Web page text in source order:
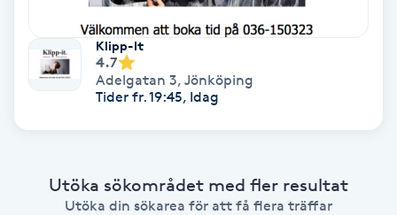
Megavolymfransar
MicroPen
Klipp-It
4.7
Adelgatan 3, Jönköping
Tider fr. 19:45, Idag
Utöka sökområdet med fler resultat
Utöka din sökarea för att få flera träffar